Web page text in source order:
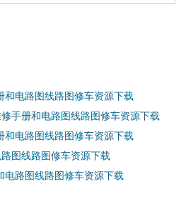
和电路图线路图修车资源下载
手册和电路图线路图修车资源下载
和电路图线路图修车资源下载
图线路图修车资源下载
电路图线路图修车资源下载